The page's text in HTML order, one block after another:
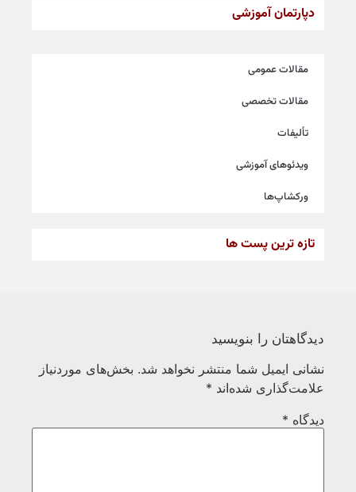
دپارتمان آموزشی
مقالات عمومی
مقالات تخصصی
تألیفات
ویدئوهای آموزشی
ورکشاپ‌ها
تازه ترین پست ها
دیدگاهتان را بنویسید
نشانی ایمیل شما منتشر نخواهد شد. بخش‌های موردنیاز
علامت‌گذاری شده‌اند *
دیدگاه *